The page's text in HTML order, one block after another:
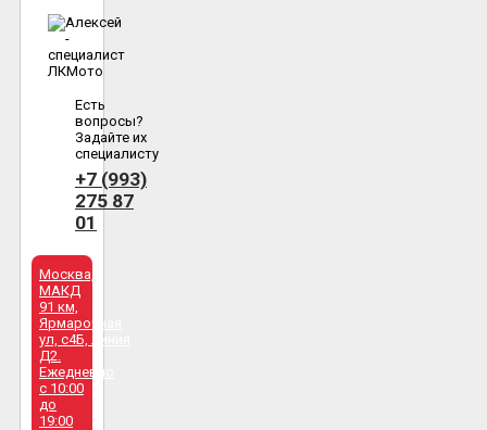
Есть
вопросы?
Задайте их
специалисту
+7 (993)
275 87
01
Москва,
МАКД
91 км,
Ярмарочная
ул, с4Б, линия
Д2.
Ежедневно
с 10:00
до
19:00